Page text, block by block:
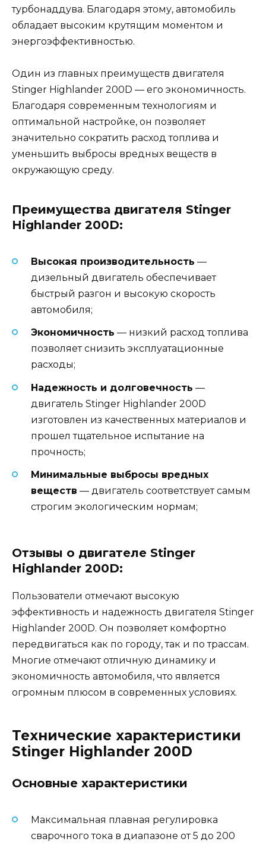
турбонаддува. Благодаря этому, автомобиль
обладает высоким крутящим моментом и
энергоэффективностью.
Один из главных преимуществ двигателя
Stinger Highlander 200D — его экономичность.
Благодаря современным технологиям и
оптимальной настройке, он позволяет
значительно сократить расход топлива и
уменьшить выбросы вредных веществ в
окружающую среду.
Преимущества двигателя Stinger
Highlander 200D:
Высокая производительность —
дизельный двигатель обеспечивает
быстрый разгон и высокую скорость
автомобиля;
Экономичность — низкий расход топлива
позволяет снизить эксплуатационные
расходы;
Надежность и долговечность —
двигатель Stinger Highlander 200D
изготовлен из качественных материалов и
прошел тщательное испытание на
прочность;
Минимальные выбросы вредных
веществ — двигатель соответствует самым
строгим экологическим нормам;
Отзывы о двигателе Stinger
Highlander 200D:
Пользователи отмечают высокую
эффективность и надежность двигателя Stinger
Highlander 200D. Он позволяет комфортно
передвигаться как по городу, так и по трассам.
Многие отмечают отличную динамику и
экономичность автомобиля, что является
огромным плюсом в современных условиях.
Технические характеристики
Stinger Highlander 200D
Основные характеристики
Максимальная плавная регулировка
сварочного тока в диапазоне от 5 до 200